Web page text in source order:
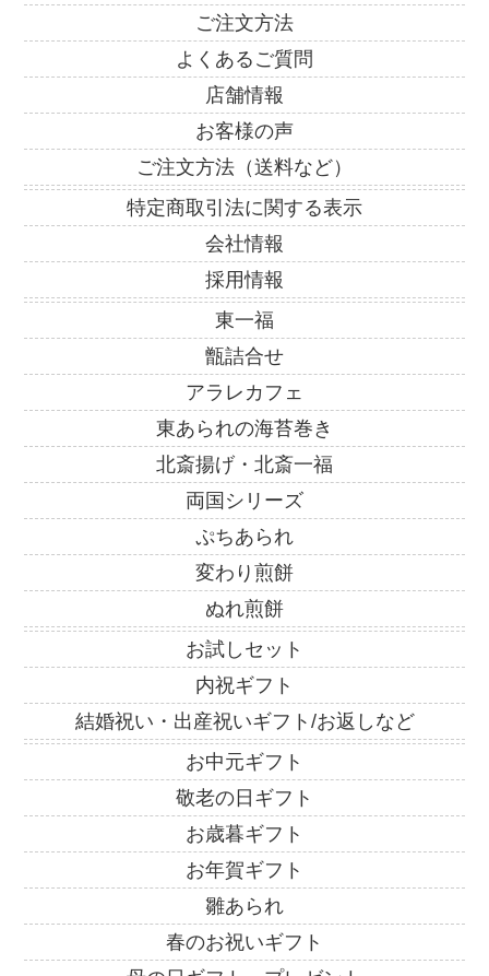
ご注文方法
よくあるご質問
店舗情報
お客様の声
ご注文方法（送料など）
特定商取引法に関する表示
会社情報
採用情報
東一福
甑詰合せ
アラレカフェ
東あられの海苔巻き
北斎揚げ・北斎一福
両国シリーズ
ぷちあられ
変わり煎餅
ぬれ煎餅
お試しセット
内祝ギフト
結婚祝い・出産祝いギフト/お返しなど
お中元ギフト
敬老の日ギフト
お歳暮ギフト
お年賀ギフト
雛あられ
春のお祝いギフト